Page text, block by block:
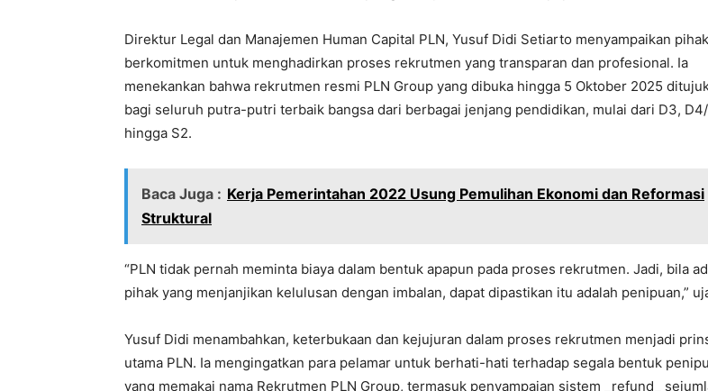
Direktur Legal dan Manajemen Human Capital PLN, Yusuf Didi Setiarto menyampaikan
berkomitmen untuk menghadirkan proses rekrutmen yang transparan dan profesional. Ia
menekankan bahwa rekrutmen resmi PLN Group yang dibuka hingga 5 Oktober 2025
bagi seluruh putra-putri terbaik bangsa dari berbagai jenjang pendidikan, mulai dari D3, D4/
hingga S2.
Baca Juga : Kerja Pemerintahan 2022 Usung Pemulihan Ekonomi dan Reformasi
Struktural
“PLN tidak pernah meminta biaya dalam bentuk apapun pada proses rekrutmen. Jadi, bila
pihak yang menjanjikan kelulusan dengan imbalan, dapat dipastikan itu adalah penipuan,”
Yusuf Didi menambahkan, keterbukaan dan kejujuran dalam proses rekrutmen menjadi
utama PLN. Ia mengingatkan para pelamar untuk berhati-hati terhadap segala bentuk
yang memakai nama Rekrutmen PLN Group, termasuk penyampaian sistem _refund_